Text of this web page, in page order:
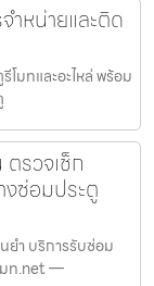
ำหน่ายและติด
มทและอะไหล่ พร้อม
รวจเช็ก
งซ่อมประตู
ยำ บริการรับซ่อม
มท.net —